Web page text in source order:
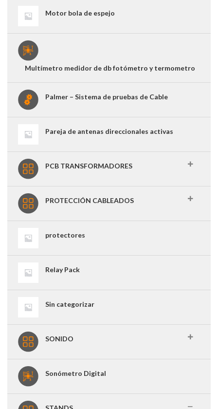
Motor bola de espejo
Multímetro medidor de db fotómetro y termometro
Palmer – Sistema de pruebas de Cable
Pareja de antenas direccionales activas
PCB TRANSFORMADORES
PROTECCIÓN CABLEADOS
protectores
Relay Pack
Sin categorizar
SONIDO
Sonómetro Digital